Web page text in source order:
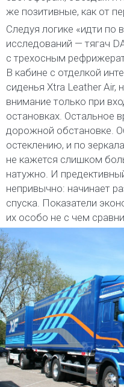
же позитивные, как от
Следуя логике «идти по
исследований — тягач
с трехосным
В кабине с отделкой
сиденья Xtra Leather Air,
внимание только при
остановках. Остальное
дорожной обстановке.
остеклению, и по
не кажется слишком
натужно. И
непривычно: начинает
спуска. Показатели
их особо не с чем